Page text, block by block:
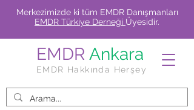
EMDR Ankara
EMDR Hakkında Herşey
Merkezimizde ki tüm EMDR Danışmanları
EMDR Türkiye Derneği Üyesidir.